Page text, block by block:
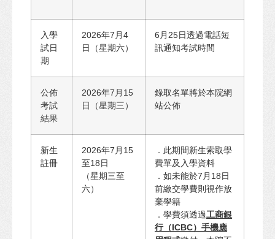
入學
試日
期
2026年7月4
日（星期六）
6月25日透過電話短
訊通知考試時間
公佈
考試
結果
2026年7月15
日（星期三）
錄取名單將於本院網
站公佈
新生
註冊
2026年7月15
至18日
（星期三至
六）
．此期間新生索取學
費單及入學資料
．如未能於7月18日
前繳交學費則視作放
棄學籍
．學費須透過工商銀
行（ICBC）手機應